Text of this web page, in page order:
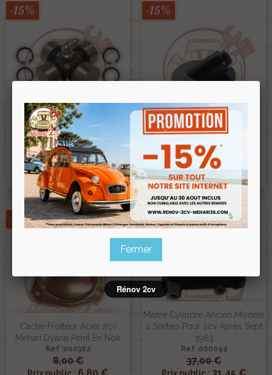
Croisillon De Cardan 2cv
Qualité Supérieure
Ref :003738
44,00 €
Prix public :37,40 €
Prix club Renov 2cv:37,40 €
-15%
Soufflet Caoutchouc Levier
Vitesse 2cv Ancien Modèle
19,30 €
Prix public : 16,40 €
Prix clubRenov 2cv:16,40 €
-15%
Cache Frotteur Acier 2cv
Mehari Dyane Peint En Noir
Ref :000382
8,00 €
Prix public :
-15%
Maitre Cylindre Ancien Modele
2 Sorties Pour 2cv Après Sept
1963
Ref :000099
37,00 €
Prix public :
-15%
Fermer
Rénov 2cv